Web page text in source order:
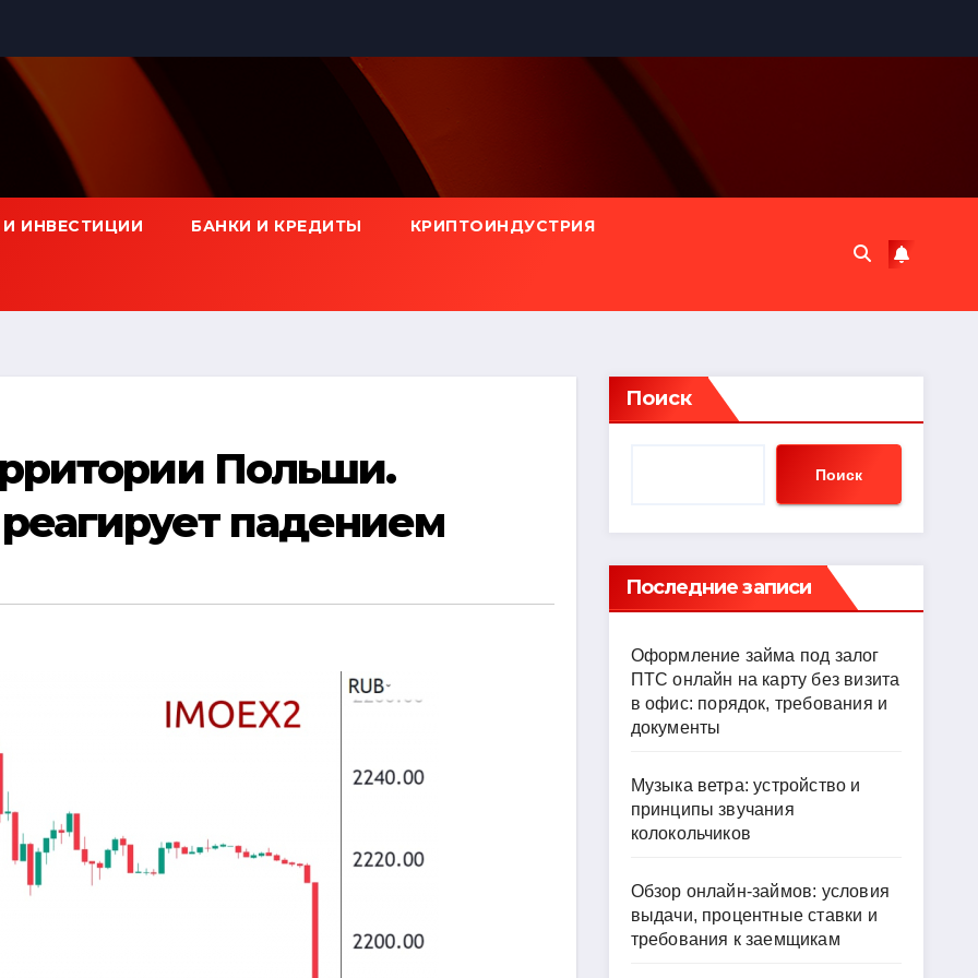
И ИНВЕСТИЦИИ БАНКИ И КРЕДИТЫ КРИПТОИНДУСТРИЯ
Польши.
падением
Поиск
Поиск
Последние записи
Оформление займа под залог
ПТС онлайн на карту без визита
в офис: порядок, требования и
документы
Музыка ветра: устройство и
принципы звучания
колокольчиков
Обзор онлайн-займов: условия
выдачи, процентные ставки и
требования к заемщикам